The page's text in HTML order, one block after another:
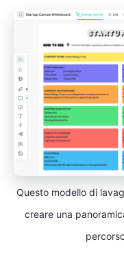
Questo modello di
creare una